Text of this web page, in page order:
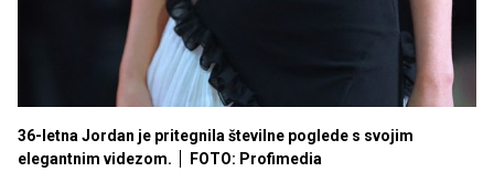
36-letna Jordan je pritegnila številne poglede s svojim
elegantnim videzom.
FOTO: Profimedia